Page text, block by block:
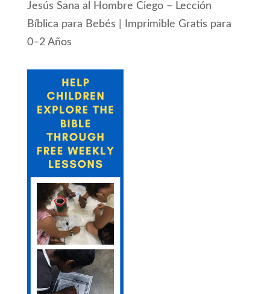
Jesús Sana al Hombre Ciego – Lección
Bíblica para Bebés | Imprimible Gratis para
0–2 Años